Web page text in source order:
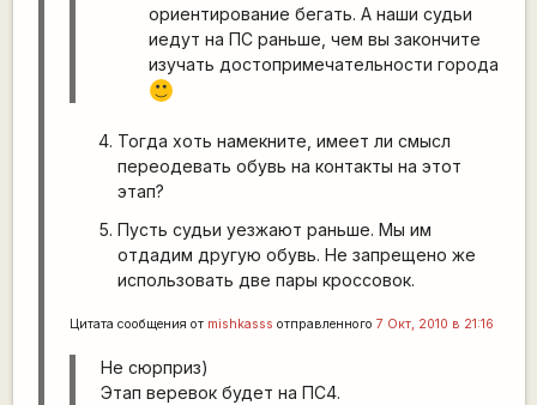
ориентирование бегать. А наши судьи
иедут на ПС раньше, чем вы закончите
изучать достопримечательности города
:)
Тогда хоть намекните, имеет ли смысл
переодевать обувь на контакты на этот
этап?
Пусть судьи уезжают раньше. Мы им
отдадим другую обувь. Не запрещено же
использовать две пары кроссовок.
Цитата сообщения от mishkasss отправленного 7 Окт, 2010 в 21:16
Не сюрприз)
Этап веревок будет на ПС4.